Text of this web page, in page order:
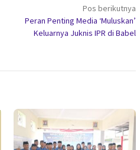
Pos berikutnya
Peran Penting Media ‘Muluskan’
Keluarnya Juknis IPR di Babel